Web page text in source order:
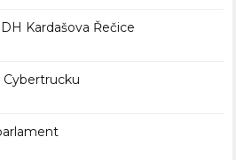
Kardašova Řečice